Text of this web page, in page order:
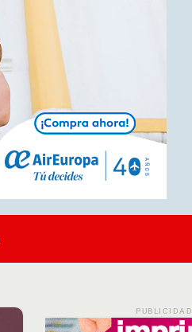
PUBLICIDAD